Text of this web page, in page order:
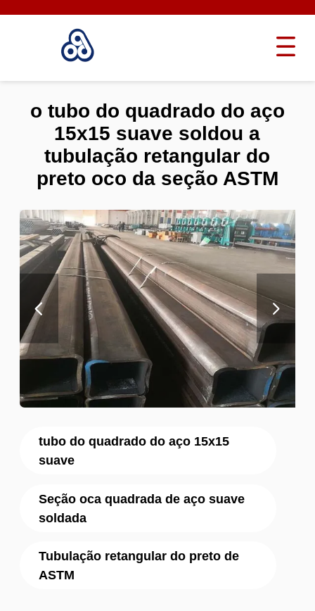
tubo do quadrado do aço 15x15
suave
Seção oca quadrada de aço suave
soldada
Tubulação retangular do preto de
ASTM
o tubo do quadrado do aço
15x15 suave soldou a
tubulação retangular do
preto oco da seção ASTM